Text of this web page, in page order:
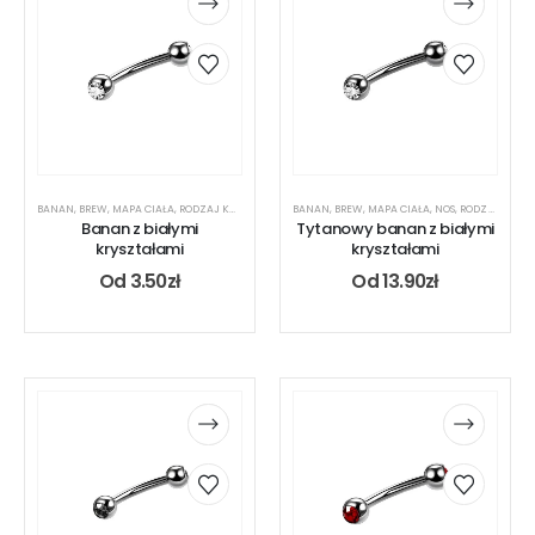
BANAN, BREW, MAPA CIAŁA, RODZAJ KOLCZYKA UCHO,USTA
Banan z białymi
kryształami
Od 3.50zł
BANAN, BREW, MAPA CIAŁA, NOS, RODZAJ KOLCZYKA
Tytanowy banan z białymi
kryształami
Od13.90zł